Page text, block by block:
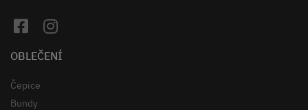
OBLEČENÍ
Čepice
Bundy